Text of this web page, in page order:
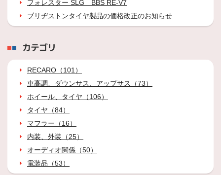
フォレスター SLG BBS RE-V7
ブリヂストンタイヤ製品の価格改正のお知らせ
カテゴリ
RECARO（101）
車高調、ダウンサス、アップサス（73）
ホイール、タイヤ（106）
タイヤ（84）
マフラー（16）
内装、外装（25）
オーディオ関係（50）
電装品（53）